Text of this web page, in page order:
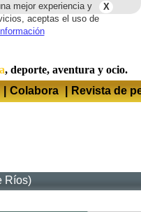
X
mejor experiencia y
aceptas el uso de
, deporte, aventura y ocio.
| Colabora | Revista de
Ríos)